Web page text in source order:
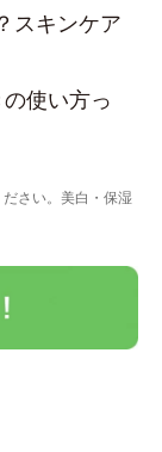
スキンケア
使い方っ
さい。美白・保湿